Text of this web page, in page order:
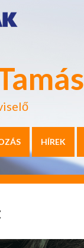
HÍREK